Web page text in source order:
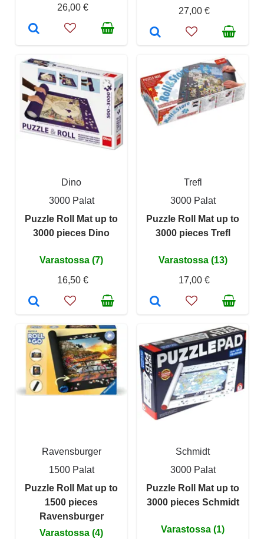
26,00 €
27,00 €
Dino
3000 Palat
Puzzle Roll Mat up to
3000 pieces Dino
Varastossa (7)
16,50 €
Trefl
3000 Palat
Puzzle Roll Mat up to
3000 pieces Trefl
Varastossa (13)
17,00 €
Ravensburger
1500 Palat
Puzzle Roll Mat up to
1500 pieces
Ravensburger
Varastossa (4)
Schmidt
3000 Palat
Puzzle Roll Mat up to
3000 pieces Schmidt
Varastossa (1)